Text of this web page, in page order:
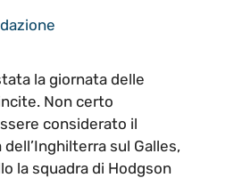
la giornata delle
Non certo
considerato il
sul Galles,
la squadra di Hodgson